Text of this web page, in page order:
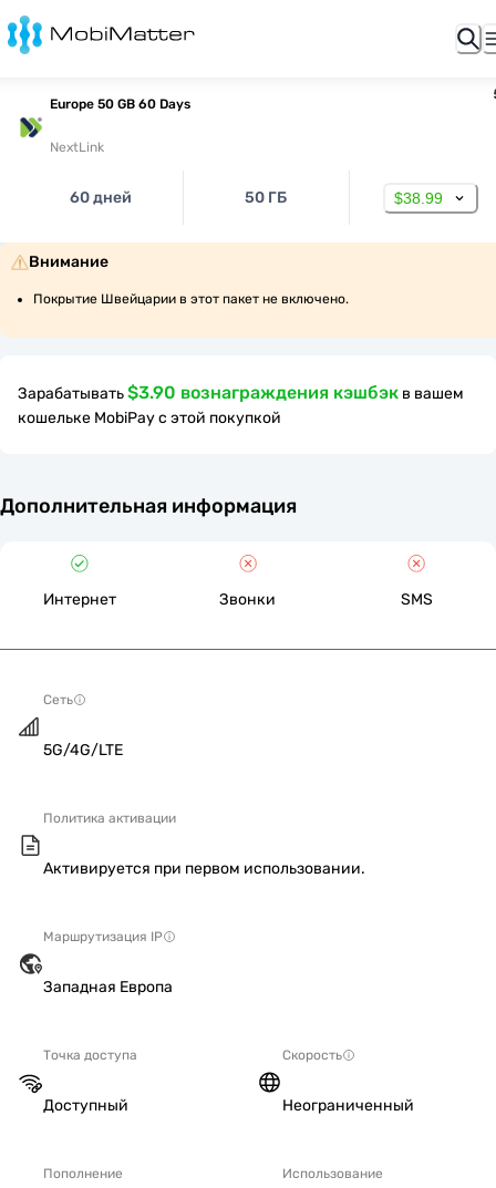
Europe 50 GB 60 Days
NextLink
60 дней 50 ГБ $38.99
Внимание
Покрытие Швейцарии в этот пакет не включено.
Зарабатывать$3.90 вознаграждения кэшбэк в вашем
кошельке MobiPay с этой покупкой
Дополнительная информация
Интернет Звонки SMS
Сеть
5G/4G/LTE
Политика активации
Активируется при первом использовании.
Маршрутизация IP
Западная Европа
Точка доступа
Доступный
Скорость
Неограниченный
Пополнение Использование